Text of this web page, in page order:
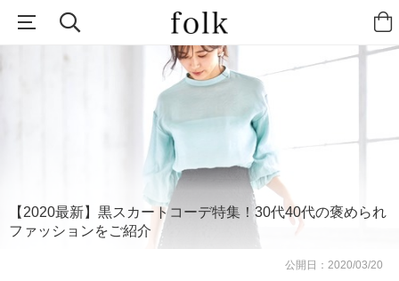
【2020最新】黒スカートコーデ特集！30代40代の褒められ
ファッションをご紹介
公開日：2020/03/20